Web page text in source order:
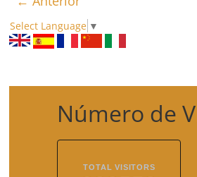
Select Language ▼
Número de
TOTAL VISITORS